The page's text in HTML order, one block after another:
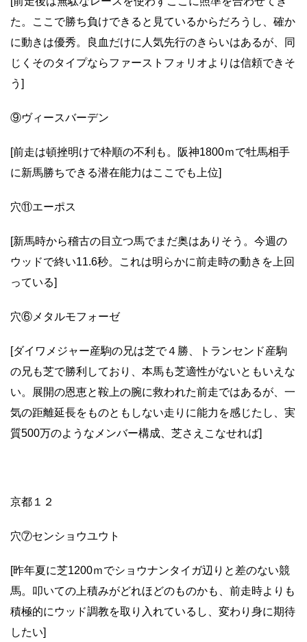
た。ここで勝ち負けできると見ているからだろうし、確か
に動きは優秀。良血だけに人気先行のきらいはあるが、同
じくそのタイプならファーストフォリオよりは信頼できそ
う]
⑨ヴィースバーデン
[前走は頓挫明けで枠順の不利も。阪神1800ｍで牡馬相手
に新馬勝ちできる潜在能力はここでも上位]
穴⑪エーポス
[新馬時から稽古の目立つ馬でまだ奥はありそう。今週の
ウッドで終い11.6秒。これは明らかに前走時の動きを上回
っている]
穴⑥メタルモフォーゼ
[ダイワメジャー産駒の兄は芝で４勝、トランセンド産駒
の兄も芝で勝利しており、本馬も芝適性がないともいえな
い。展開の恩恵と鞍上の腕に救われた前走ではあるが、一
気の距離延長をものともしない走りに能力を感じたし、実
質500万のようなメンバー構成、芝さえこなせれば]
京都１２
穴⑦センショウユウト
[昨年夏に芝1200ｍでショウナンタイガ辺りと差のない競
馬。叩いての上積みがどれほどのものかも、前走時よりも
積極的にウッド調教を取り入れているし、変わり身に期待
したい]